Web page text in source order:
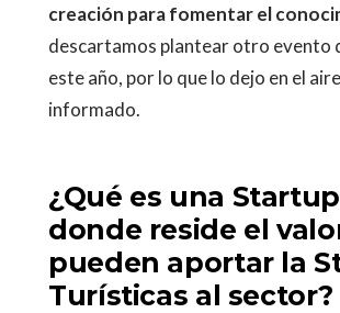
creación para fomentar el
descartamos plantear otro evento
este año, por lo que lo dejo en el
informado.
¿Qué es una
donde reside el
pueden aportar la
Turísticas al sector?